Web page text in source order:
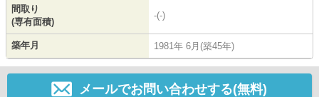
間取り
(専有面積)
-(-)
築年月 1981年 6月(築45年)
メールでお問い合わせする(無料)